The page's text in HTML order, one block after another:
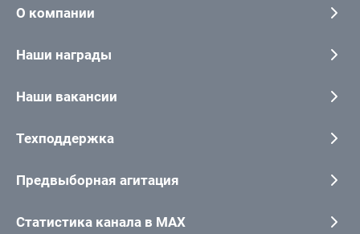
О компании
Наши награды
Наши вакансии
Техподдержка
Предвыборная агитация
Статистика канала в MAX